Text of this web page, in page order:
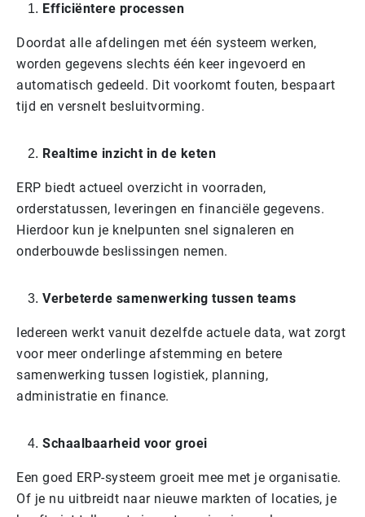
Efficiëntere processen
Doordat alle afdelingen met één systeem werken,
worden gegevens slechts één keer ingevoerd en
automatisch gedeeld. Dit voorkomt fouten, bespaart
tijd en versnelt besluitvorming.
Realtime inzicht in de keten
ERP biedt actueel overzicht in voorraden,
orderstatussen, leveringen en financiële gegevens.
Hierdoor kun je knelpunten snel signaleren en
onderbouwde beslissingen nemen.
Verbeterde samenwerking tussen teams
Iedereen werkt vanuit dezelfde actuele data, wat zorgt
voor meer onderlinge afstemming en betere
samenwerking tussen logistiek, planning,
administratie en finance.
Schaalbaarheid voor groei
Een goed ERP-systeem groeit mee met je organisatie.
Of je nu uitbreidt naar nieuwe markten of locaties, je